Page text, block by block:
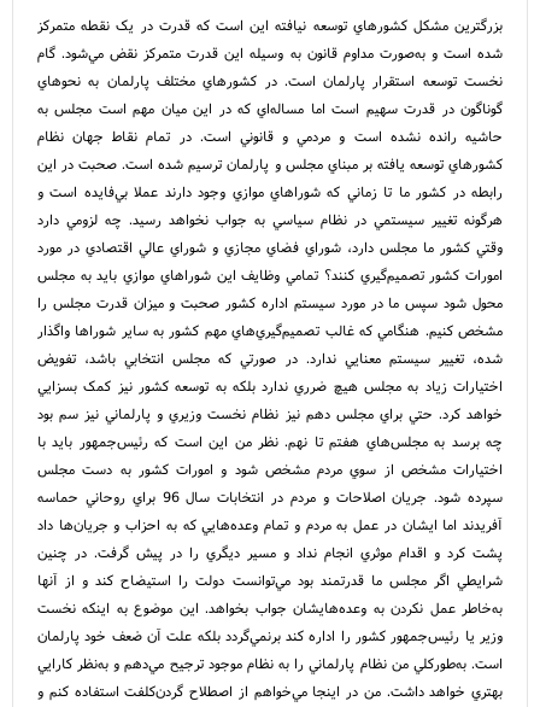
بزرگترين مشکل کشورهاي توسعه نيافته اين است که قدرت در يک نقطه متمرکز
شده است و به‌صورت مداوم قانون به وسيله اين قدرت متمرکز نقض مي‌شود. گام
نخست توسعه استقرار پارلمان است. در کشورهاي مختلف پارلمان به نحوهاي
گوناگون در قدرت سهيم است اما مساله‌اي که در اين ميان مهم است مجلس به
حاشيه رانده نشده است و مردمي و قانوني است. در تمام نقاط جهان نظام
کشورهاي توسعه يافته بر مبناي مجلس و پارلمان ترسيم شده است. صحبت در اين
رابطه در کشور ما تا زماني که شوراهاي موازي وجود دارند عملا بي‌فايده است و
هرگونه تغيير سيستمي در نظام سياسي به جواب نخواهد رسيد. چه لزومي دارد
وقتي کشور ما مجلس دارد، شوراي فضاي مجازي و شوراي عالي اقتصادي در مورد
امورات کشور تصميم‌گيري کنند؟ تمامي وظايف اين شوراهاي موازي بايد به مجلس
محول شود سپس ما در مورد سيستم اداره کشور صحبت و ميزان قدرت مجلس را
مشخص کنيم. هنگامي که غالب تصميم‌گيري‌هاي مهم کشور به ساير شوراها واگذار
شده، تغيير سيستم معنايي ندارد. در صورتي که مجلس انتخابي باشد، تفويض
اختيارات زياد به مجلس هيچ‌ ضرري ندارد بلکه به توسعه کشور نيز کمک بسزايي
خواهد کرد. حتي براي مجلس دهم نيز نظام نخست وزيري و پارلماني نيز سم بود
چه برسد به مجلس‌هاي هفتم تا نهم. نظر من اين است که رئيس‌جمهور بايد با
اختيارات مشخص از سوي مردم مشخص شود و امورات کشور به دست مجلس
سپرده شود. جريان اصلاحات و مردم در انتخابات سال 96 براي روحاني حماسه
آفريدند اما ايشان در عمل به مردم و تمام وعده‌هايي که به احزاب و جريان‌ها داد
پشت کرد و اقدام موثري انجام نداد و مسير ديگري را در پيش گرفت. در چنين
شرايطي اگر مجلس ما قدرتمند بود مي‌توانست دولت را استيضاح کند و از آنها
به‌خاطر عمل نکردن به وعده‌هايشان جواب بخواهد. اين موضوع به اينکه نخست
وزير يا رئيس‌جمهور کشور را اداره کند برنمي‌گردد بلکه علت آن ضعف خود پارلمان
است. به‌طورکلي من نظام پارلماني را به نظام موجود ترجيح مي‌دهم و به‌نظر کارايي
بهتري خواهد داشت. من در اينجا مي‌خواهم از اصطلاح گردن‌کلفت استفاده کنم و